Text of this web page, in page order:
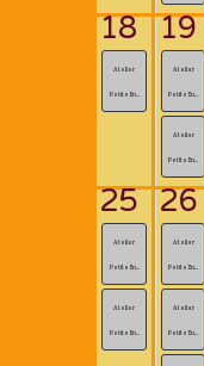
18
Atelier
Petite En...
19
Atelier
Petite En...
Atelier
Petite En...
25
Atelier
Petite En...
Atelier
Petite En...
26
Atelier
Petite En...
Atelier
Petite En...